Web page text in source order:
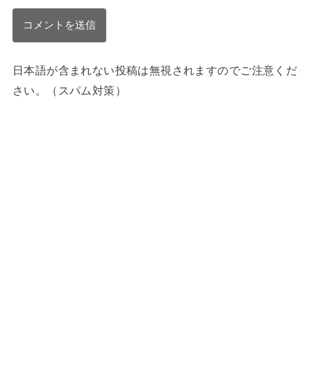
日本語が含まれない投稿は無視されますのでご注意くだ
さい。（スパム対策）